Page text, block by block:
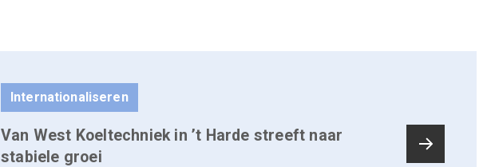
Internationaliseren
Van West Koeltechniek in ’t Harde streeft naar
stabiele groei